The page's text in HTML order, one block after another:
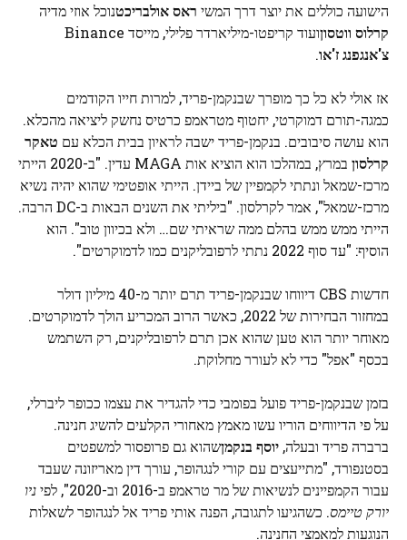
הישועה כוללים את יוצר דרך המשי ראס אולבריכטנוכל אוזי מדיה
קרלוס ווטסוןועוד קריפטו-מיליארדר פלילי, מייסד Binance
צ'אנגפנג ז'או.
אז אולי לא כל כך מופרך שבנקמן-פריד, למרות חייו הקודמים
כמגה-תורם דמוקרטי, יחטוף מטראמפ כרטיס נחשק ליציאה מהכלא.
הוא עושה סיבובים. בנקמן-פריד ישבה לראיון בבית הכלא עם טאקר
קרלסון
במרץ, במהלכו הוא הוציא אות MAGA עדין. "ב-2020 הייתי
מרכז-שמאל ונתתי לקמפיין של ביידן. הייתי אופטימי שהוא יהיה נשיא
מרכז-שמאל", אמר לקרלסון. "ביליתי את השנים הבאות ב-DC הרבה.
הייתי ממש ממש בהלם ממה שראיתי שם… ולא בכיוון טוב". הוא
הוסיף: "עד סוף 2022 נתתי לרפובליקנים כמו לדמוקרטים".
חדשות CBS דיווחו שבנקמן-פריד תרם יותר מ-40 מיליון דולר
במחזור הבחירות של 2022, כאשר הרוב המכריע הולך לדמוקרטים.
מאוחר יותר הוא טען שהוא אכן תרם לרפובליקנים, רק השתמש
בכסף "אפל" כדי לא לעורר מחלוקת.
בזמן שבנקמן-פריד פועל בפומבי כדי להגדיר את עצמו ככופר ליברלי,
על פי הדיווחים הוריו עשו מאמץ מאחורי הקלעים להשיג חנינה.
ברברה פריד ובעלה, יוסף בנקמןשהוא גם פרופסור למשפטים
בסטנפורד, "מתייעצים עם קורי לנגהופר, עורך דין מאריזונה שעבד
עבור הקמפיינים לנשיאות של מר טראמפ ב-2016 וב-2020", לפי
ניו
יורק טיימס. כשהגיעו לתגובה, הפנה אותי פריד אל לנגהופר לשאלות
הנוגעות למאמצי החנינה.